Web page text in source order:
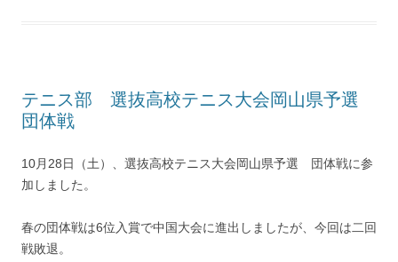
テニス部 選抜高校テニス大会岡山県予選
団体戦
10月28日（土）、選抜高校テニス大会岡山県予選 団体戦に参
加しました。
春の団体戦は6位入賞で中国大会に進出しましたが、今回は二回
戦敗退。